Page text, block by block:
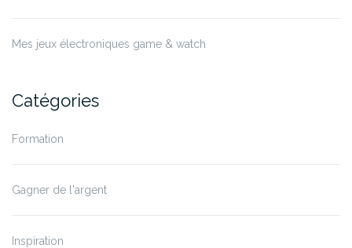
Mes jeux électroniques game & watch
Catégories
Formation
Gagner de l'argent
Inspiration